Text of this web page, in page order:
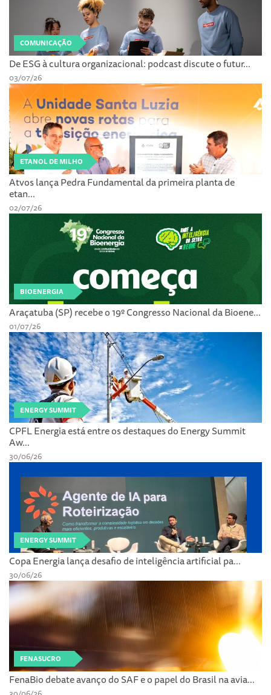
COMUNICAÇÃO
De ESG à cultura organizacional: podcast discute o futur...
03/07/26
ETANOL DE MILHO
Atvos lança Pedra Fundamental da primeira planta de
etan...
02/07/26
BIOENERGIA
Araçatuba (SP) recebe o 19º Congresso Nacional da Bioene...
01/07/26
ENERGY SUMMIT
CPFL Energia está entre os destaques do Energy Summit
Aw...
30/06/26
ENERGY SUMMIT
Copa Energia lança desafio de inteligência artificial pa...
30/06/26
FENASUCRO
FenaBio debate avanço do SAF e o papel do Brasil na avia...